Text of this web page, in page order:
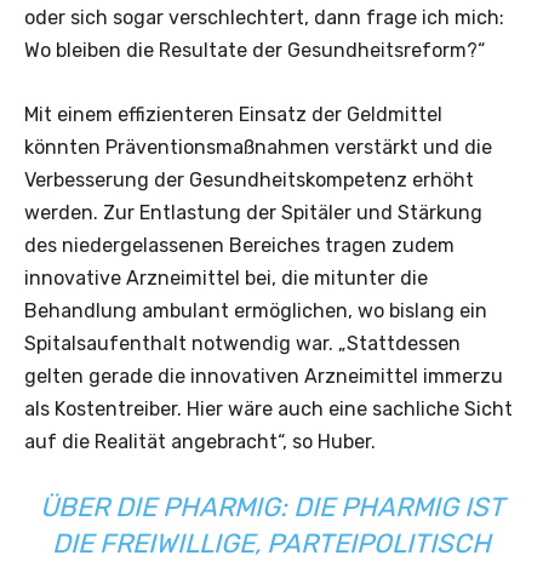
oder sich sogar verschlechtert, dann frage ich mich:
Wo bleiben die Resultate der Gesundheitsreform?“
Mit einem effizienteren Einsatz der Geldmittel
könnten Präventionsmaßnahmen verstärkt und die
Verbesserung der Gesundheitskompetenz erhöht
werden. Zur Entlastung der Spitäler und Stärkung
des niedergelassenen Bereiches tragen zudem
innovative Arzneimittel bei, die mitunter die
Behandlung ambulant ermöglichen, wo bislang ein
Spitalsaufenthalt notwendig war. „Stattdessen
gelten gerade die innovativen Arzneimittel immerzu
als Kostentreiber. Hier wäre auch eine sachliche Sicht
auf die Realität angebracht“, so Huber.
ÜBER DIE PHARMIG: DIE PHARMIG IST
DIE FREIWILLIGE, PARTEIPOLITISCH